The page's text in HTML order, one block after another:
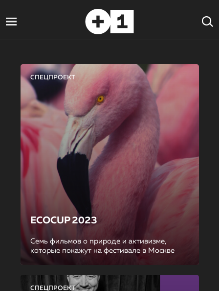
СПЕЦПРОЕКТ
ECOCUP 2023
Семь фильмов о природе и активизме,
которые покажут на фестивале в Москве
СПЕЦПРОЕКТ